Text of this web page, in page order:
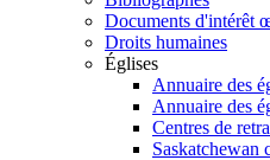
Documents d'intérêt
Droits humaines
Églises
Annuaire des
Annuaire des
Centres de
Saskatchewan